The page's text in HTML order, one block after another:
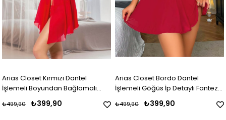
Arias Closet Kırmızı Dantel
İşlemeli Boyundan Bağlamalı
Fantezi Tül Gecelik
₺399,90
₺499,90
Arias Closet Bordo Dantel
İşlemeli Göğüs İp Detaylı Fantezi
Tül Gecelik Takımı
₺399,90
₺499,90